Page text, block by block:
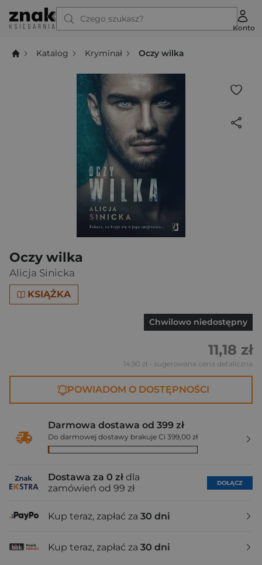
Czego szukasz?
Konto
Katalog Kryminał Oczy wilka
Oczy wilka
Alicja Sinicka
KSIĄŻKA
Chwilowo niedostępny
11,18 zł
14,90 zł - sugerowana cena detaliczna
POWIADOM O DOSTĘPNOŚCI
Darmowa dostawa od 399 zł
Do darmowej dostawy brakuje Ci 399,00 zł
Dostawa za 0 zł dla
zamówień od 99 zł
DOŁĄCZ
Kup teraz, zapłać za 30 dni
Kup teraz, zapłać za 30 dni